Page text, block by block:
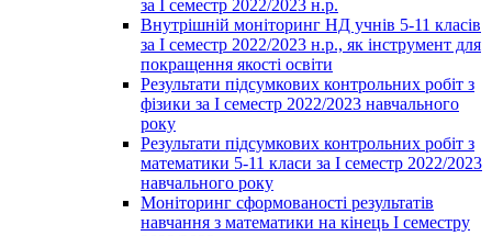
за І семестр 2022/2023 н.р.
Внутрішній моніторинг НД учнів 5-11 класів
за І семестр 2022/2023 н.р., як інструмент для
покращення якості освіти
Результати підсумкових контрольних робіт з
фізики за І семестр 2022/2023 навчального
року
Результати підсумкових контрольних робіт з
математики 5-11 класи за І семестр 2022/2023
навчального року
Моніторинг сформованості результатів
навчання з математики на кінець І семестру